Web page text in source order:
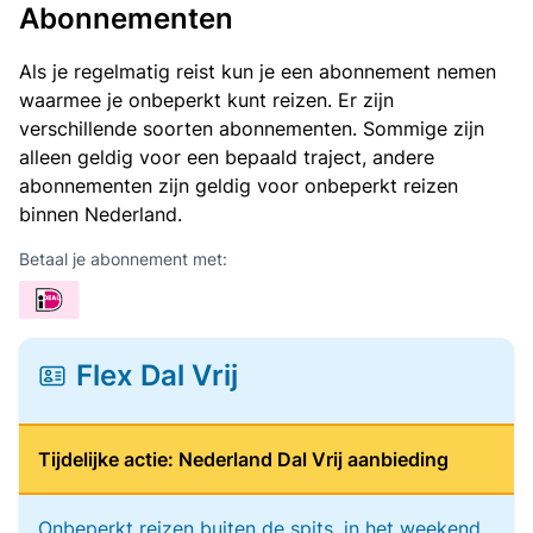
Abonnementen
Als je regelmatig reist kun je een abonnement nemen
waarmee je onbeperkt kunt reizen. Er zijn
verschillende soorten abonnementen. Sommige zijn
alleen geldig voor een bepaald traject, andere
abonnementen zijn geldig voor onbeperkt reizen
binnen Nederland.
Betaal je abonnement met:
Flex Dal Vrij
Tijdelijke actie: Nederland Dal Vrij aanbieding
Onbeperkt reizen buiten de spits, in het weekend